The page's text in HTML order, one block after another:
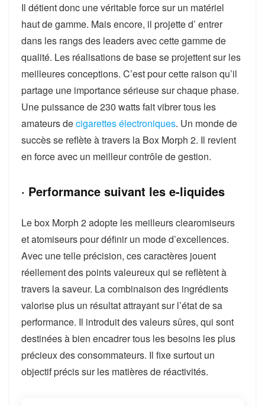
Il détient donc une véritable force sur un matériel
haut de gamme. Mais encore, il projette d’ entrer
dans les rangs des leaders avec cette gamme de
qualité. Les réalisations de base se projettent sur les
meilleures conceptions. C’est pour cette raison qu’il
partage une importance sérieuse sur chaque phase.
Une puissance de 230 watts fait vibrer tous les
amateurs decigarettes électroniques. Un monde de
succès se reflète à travers la Box Morph 2. Il revient
en force avec un meilleur contrôle de gestion.
· Performance suivant les e-liquides
Le box Morph 2 adopte les meilleurs clearomiseurs
et atomiseurs pour définir un mode d’excellences.
Avec une telle précision, ces caractères jouent
réellement des points valeureux qui se reflètent à
travers la saveur. La combinaison des ingrédients
valorise plus un résultat attrayant sur l’état de sa
performance. Il introduit des valeurs sûres, qui sont
destinées à bien encadrer tous les besoins les plus
précieux des consommateurs. Il fixe surtout un
objectif précis sur les matières de réactivités.